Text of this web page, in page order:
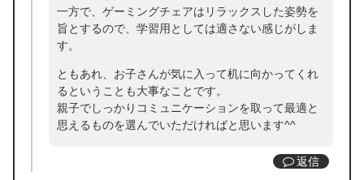
一方で、ゲーミングチェアはリラックスした姿勢を
旨とするので、学習用としては適さない感じがしま
す。
ともあれ、お子さんが気に入って机に向かってくれ
るということも大事なことです。
親子でしっかりコミュニケーションを取って最適と
思えるものを選んでいただければと思います^^
返信